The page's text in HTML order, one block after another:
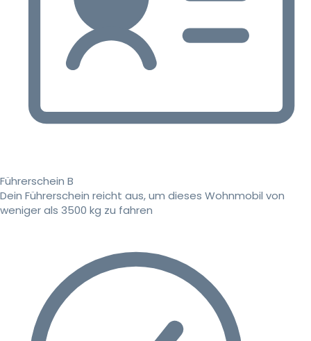
Führerschein B
Dein Führerschein reicht aus, um dieses Wohnmobil von
weniger als 3500 kg zu fahren